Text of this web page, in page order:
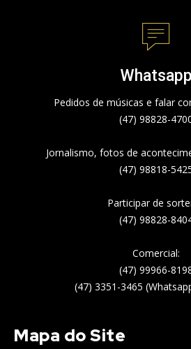
Whatsapp
Pedidos de músicas e falar
(47) 98828-
Jornalismo, fotos de
(47) 98818-
Participar de
(47) 98828-
Comercial:
(47) 99966-
(47) 3351-3465
Mapa do Site